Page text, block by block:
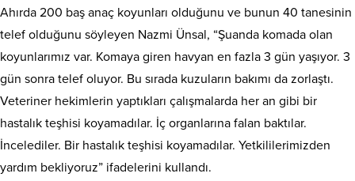
Ahırda 200 baş anaç koyunları olduğunu ve bunun 40 tanesinin
telef olduğunu söyleyen Nazmi Ünsal, “Şuanda komada olan
koyunlarımız var. Komaya giren havyan en fazla 3 gün yaşıyor. 3
gün sonra telef oluyor. Bu sırada kuzuların bakımı da zorlaştı.
Veteriner hekimlerin yaptıkları çalışmalarda her an gibi bir
hastalık teşhisi koyamadılar. İç organlarına falan baktılar.
İncelediler. Bir hastalık teşhisi koyamadılar. Yetkililerimizden
yardım bekliyoruz” ifadelerini kullandı.